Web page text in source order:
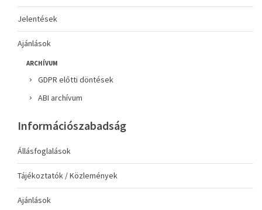
Jelentések
Ajánlások
ARCHÍVUM
GDPR előtti döntések
ABI archívum
Információszabadság
Állásfoglalások
Tájékoztatók / Közlemények
Ajánlások